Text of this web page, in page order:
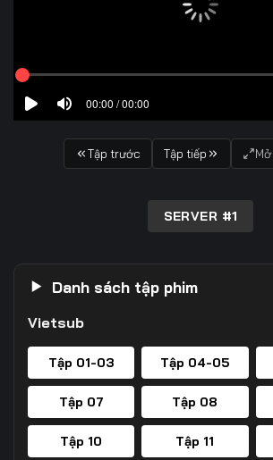
00:00 / 00:00
Tập trước Tập tiếp
SERVER #1
Danh sách tập phim
Vietsub
Tập 01-03 Tập 04-05
Tập 07 Tập 08
Tập 10 Tập 11